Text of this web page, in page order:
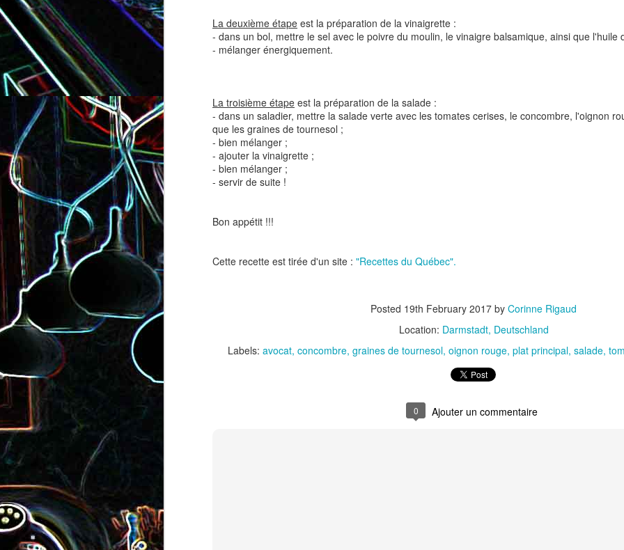
La deuxième étape est la préparation de la vinaigrette :
- dans un bol, mettre le sel avec le poivre du moulin, le vinaigre balsamique, ainsi que l'huile
- mélanger énergiquement.
La troisième étape est la préparation de la salade :
- dans un saladier, mettre la salade verte avec les tomates cerises, le concombre, l'oignon
que les graines de tournesol ;
- bien mélanger ;
- ajouter la vinaigrette ;
- bien mélanger ;
- servir de suite !
Bon appétit !!!
Cette recette est tirée d'un site : "Recettes du Québec".
Posted 19th February 2017 by Corinne Rigaud
Location: Darmstadt, Deutschland
Labels: avocat concombre graines de tournesol oignon rouge plat principal salade
0
Brownie au chocolat recouvert
de marshmallows fondus Tapenade verte aux amandes Quiche aux 3 fromages Pizza au
jambon blanc et
Salade de lentilles au céleri
branche et à la carotte
Salade de radis, à l’orange et
à la coriandre
Pizza au camembert, au sirop
d'érable et aux noix Moelleux au chocolat au lait
Nouilles chinoises au